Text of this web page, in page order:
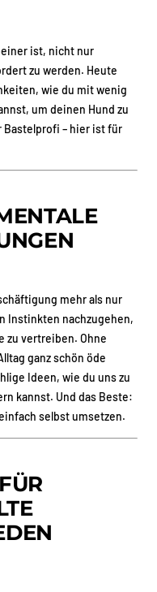
ist, nicht nur
zu werden. Heute
wie du mit wenig
um deinen Hund zu
Bastelprofi – hier ist für
mehr als nur
Instinkten nachzugehen,
zu vertreiben. Ohne
ganz schön öde
Ideen, wie du uns zu
kannst. Und das Beste:
selbst umsetzen.